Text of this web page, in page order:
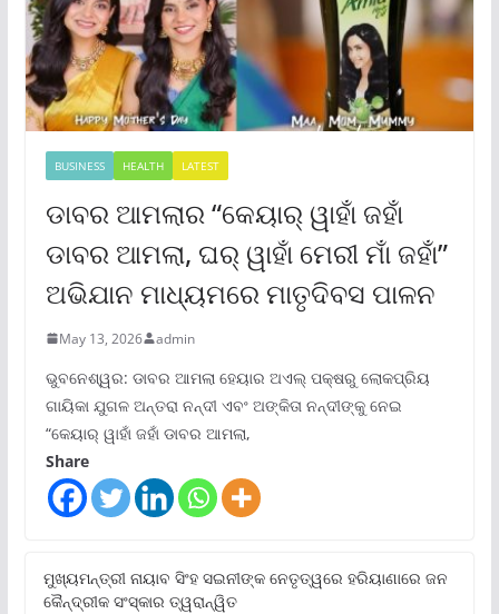
BUSINESS HEALTH LATEST
ଡାବର ଆମଲାର “କେୟାର୍ ୱାହାଁ ଜହାଁ
ଡାବର ଆମଲା, ଘର୍ ୱାହାଁ ମେରୀ ମାଁ ଜହାଁ”
ଅଭିଯାନ ମାଧ୍ୟମରେ ମାତୃଦିବସ ପାଳନ
May 13, 2026 admin
ଭୁବନେଶ୍ୱର: ଡାବର ଆମଲା ହେୟାର ଅଏଲ୍ ପକ୍ଷରୁ ଲୋକପ୍ରିୟ
ଗାୟିକା ଯୁଗଳ ଅନ୍ତରା ନନ୍ଦୀ ଏବଂ ଅଙ୍କିତା ନନ୍ଦୀଙ୍କୁ ନେଇ
“କେୟାର୍ ୱାହାଁ ଜହାଁ ଡାବର ଆମଲା,
Share
ମୁଖ୍ୟମନ୍ତ୍ରୀ ନାୟାବ ସିଂହ ସଇନୀଙ୍କ ନେତୃତ୍ୱରେ ହରିୟାଣାରେ ଜନ
କୈନ୍ଦ୍ରୀକ ସଂସ୍କାର ତ୍ୱରାନ୍ୱିତ